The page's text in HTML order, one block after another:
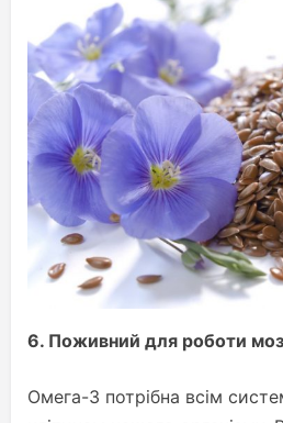
6. Поживний для роботи
Омега-3 потрібна всім